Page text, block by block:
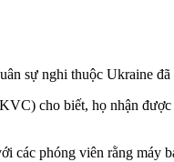
sự nghi thuộc Ukraine
cho biết, họ nhận
các phóng viên rằng máy